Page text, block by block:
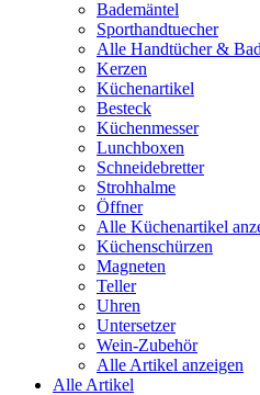
Bademäntel
Sporthandtuecher
Alle Handtücher &
Kerzen
Küchenartikel
Besteck
Küchenmesser
Lunchboxen
Schneidebretter
Strohhalme
Öffner
Alle Küchenartikel
Küchenschürzen
Magneten
Teller
Uhren
Untersetzer
Wein-Zubehör
Alle Artikel anzeigen
Alle Artikel